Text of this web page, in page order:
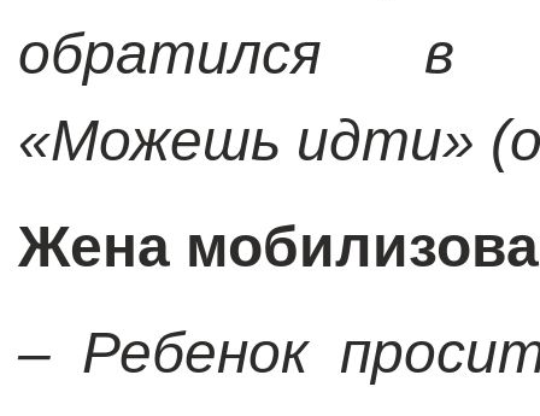
обратился в
«Можешь идти»
Жена
– Ребенок